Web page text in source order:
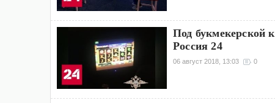
Под букмекерской
Россия 24
06 август 2018, 13:03 0